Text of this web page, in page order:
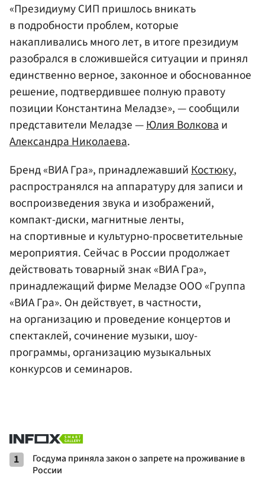
«Президиуму СИП пришлось вникать
в подробности проблем, которые
накапливались много лет, в итоге президиум
разобрался в сложившейся ситуации и принял
единственно верное, законное и обоснованное
решение, подтвердившее полную правоту
позиции Константина Меладзе», — сообщили
представители Меладзе —Юлия Волковаи
Александра Николаева.
Бренд «ВИА Гра», принадлежавший Костюку,
распространялся на аппаратуру для записи и
воспроизведения звука и изображений,
компакт-диски, магнитные ленты,
на спортивные и культурно-просветительные
мероприятия. Сейчас в России продолжает
действовать товарный знак «ВИА Гра»,
принадлежащий фирме Меладзе ООО «Группа
«ВИА Гра». Он действует, в частности,
на организацию и проведение концертов и
спектаклей, сочинение музыки, шоу-
программы, организацию музыкальных
конкурсов и семинаров.
1
Госдума приняла закон о запрете на проживание в
России